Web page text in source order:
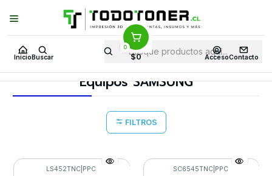
Inicio Buscar
0
$0 AccesoContacto
Puedes Elegir: Comprar enTienda· Despachoa Todo Chile · Retiro en
Tienda en24 Horas
Inicio Toner y tambor Toner Alternativo SAMSUNG
Equipos SAMSUNG
Equipos SAMSUNG
FILTROS
LS452TNC PPC SC6545TNC PPC